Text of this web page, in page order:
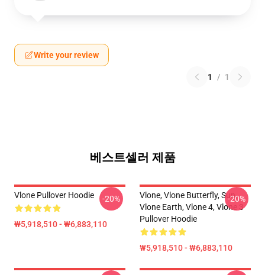
Write your review
1 / 1
베스트셀러 제품
Vlone Pullover Hoodie
₩5,918,510 - ₩6,883,110
-20%
Vlone, Vlone Butterfly, Sun,
Vlone Earth, Vlone 4, Vlone 3
Pullover Hoodie
₩5,918,510 - ₩6,883,110
-20%